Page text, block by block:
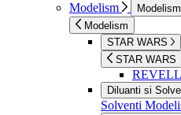
Modelism
Modelism
Modelism
STAR WARS
STAR WARS
REVELL
Diluanti si
Solventi